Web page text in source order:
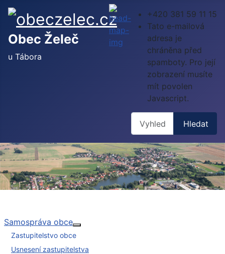
Obec Želeč
u Tábora
+420 381 59 11 15
Tato e-mailová
adresa je
chráněna před
spamboty. Pro její
zobrazení musíte
mít povolen
Javascript.
Hledat
Samospráva obce
Zastupitelstvo obce
Usnesení zastupitelstva